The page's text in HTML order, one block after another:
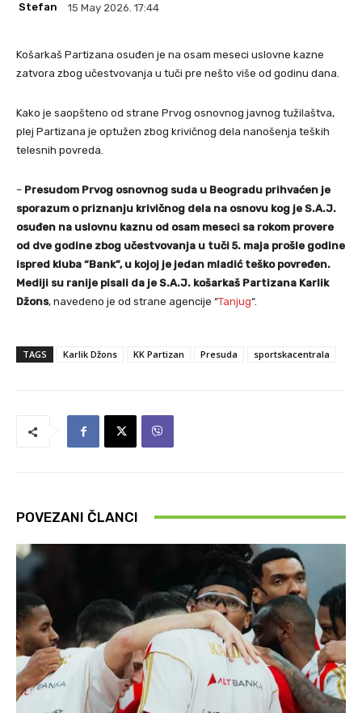
Stefan 15 May 2026. 17:44
Košarkaš Partizana osuđen je na osam meseci uslovne kazne
zatvora zbog učestvovanja u tuči pre nešto više od godinu dana.
Kako je saopšteno od strane Prvog osnovnog javnog tužilaštva,
plej Partizana je optužen zbog krivičnog dela nanošenja teških
telesnih povreda.
– Presudom Prvog osnovnog suda u Beogradu prihvaćen je
sporazum o priznanju krivičnog dela na osnovu kog je S.A.J.
osuđen na uslovnu kaznu od osam meseci sa rokom provere
od dve godine zbog učestvovanja u tuči 5. maja prošle godine
ispred kluba “Bank”, u kojoj je jedan mladić teško povređen.
Mediji su ranije pisali da je S.A.J. košarkaš Partizana Karlik
Džons, navedeno je od strane agencije “Tanjug“.
TAGS Karlik Džons KK Partizan Presuda sportskacentrala
POVEZANI ČLANCI